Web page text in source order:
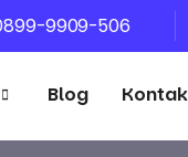
9909-506
Blog Kontak